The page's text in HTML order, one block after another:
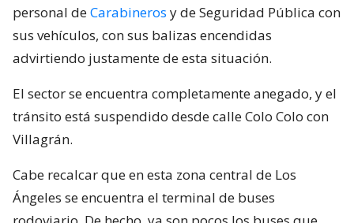
personal deCarabineros y de Seguridad Pública con
sus vehículos, con sus balizas encendidas
advirtiendo justamente de esta situación.
El sector se encuentra completamente anegado, y el
tránsito está suspendido desde calle Colo Colo con
Villagrán.
Cabe recalcar que en esta zona central de Los
Ángeles se encuentra el terminal de buses